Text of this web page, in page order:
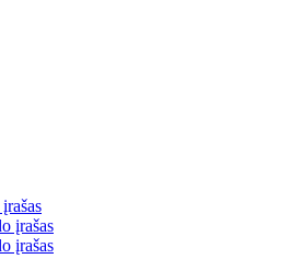
įrašas
įrašas